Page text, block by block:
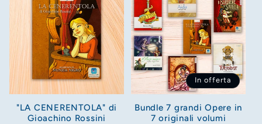
e
z
i
o
"LA CENERENTOLA" di
Gioachino Rossini
In offerta
Bundle 7 grandi Opere in
7 originali volumi